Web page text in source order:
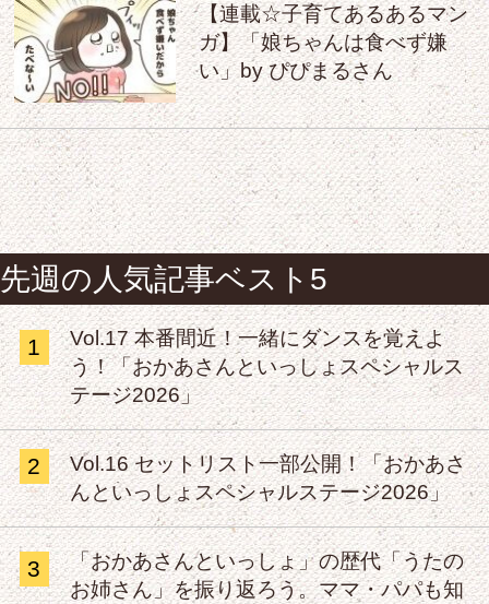
【連載☆子育てあるあるマン
ガ】「娘ちゃんは食べず嫌
い」by ぴぴまるさん
先週の人気記事ベスト5
1
Vol.17 本番間近！一緒にダンスを覚えよ
う！「おかあさんといっしょスペシャルス
テージ2026」
2
Vol.16 セットリスト一部公開！「おかあさ
んといっしょスペシャルステージ2026」
3
「おかあさんといっしょ」の歴代「うたの
お姉さん」を振り返ろう。ママ・パパも知